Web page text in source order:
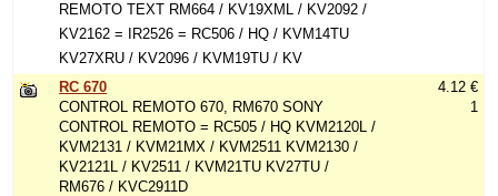
REMOTO TEXT RM664 / KV19XML / KV2092 /
KV2162 = IR2526 = RC506 / HQ / KVM14TU
KV27XRU / KV2096 / KVM19TU / KV
RC 670
CONTROL REMOTO 670, RM670 SONY
CONTROL REMOTO = RC505 / HQ KVM2120L /
KVM2131 / KVM21MX / KVM2511 KVM2130 /
KV2121L / KV2511 / KVM21TU KV27TU /
RM676 / KVC2911D
4.12 €
1